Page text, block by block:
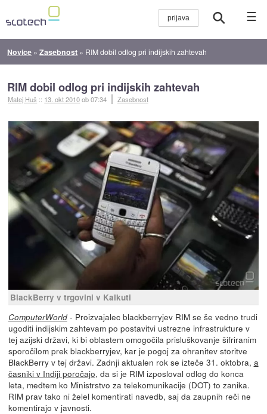
☰
Novice »Zasebnost » RIM dobil odlog pri indijskih zahtevah
RIM dobil odlog pri indijskih zahtevah
Matej Huš :: 13. okt 2010ob 07:34 Zasebnost
BlackBerry v trgovini v Kalkuti
ComputerWorld- Proizvajalec blackberryjev RIM se še vedno trudi
ugoditi indijskim zahtevam po postavitvi ustrezne infrastrukture v
tej azijski državi, ki bi oblastem omogočila prisluškovanje šifriranim
sporočilom prek blackberryjev, kar je pogoj za ohranitev storitve
BlackBerry v tej državi. Zadnji aktualen rok se izteče 31. oktobra, a
časniki v Indiji poročajo, da si je RIM izposloval odlog do konca
leta, medtem ko Ministrstvo za telekomunikacije (DOT) to zanika.
RIM prav tako ni želel komentirati navedb, saj da zaupnih reči ne
komentirajo v javnosti.